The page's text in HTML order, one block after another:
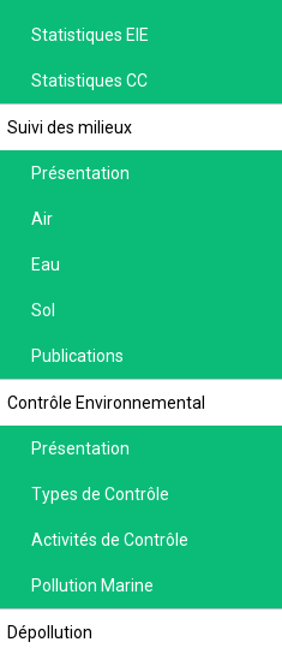
Statistiques EIE
Statistiques CC
Suivi des milieux
Présentation
Air
Eau
Sol
Publications
Contrôle Environnemental
Présentation
Types de Contrôle
Activités de Contrôle
Pollution Marine
Dépollution